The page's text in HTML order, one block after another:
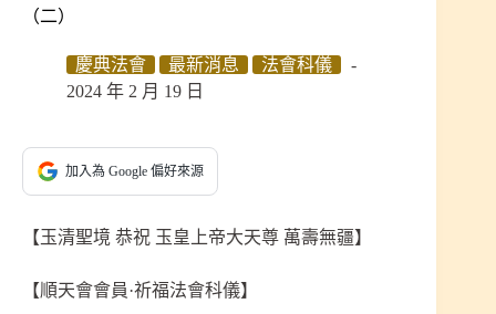
（二）
慶典法會 最新消息
法會科儀
2024 年 2 月 19 日
加入為 Google 偏好來源
【玉清聖境 恭祝 玉皇上帝大天尊 萬壽無疆】
【順天會會員·祈福法會科儀】